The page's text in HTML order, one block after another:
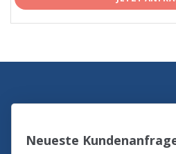
Neueste